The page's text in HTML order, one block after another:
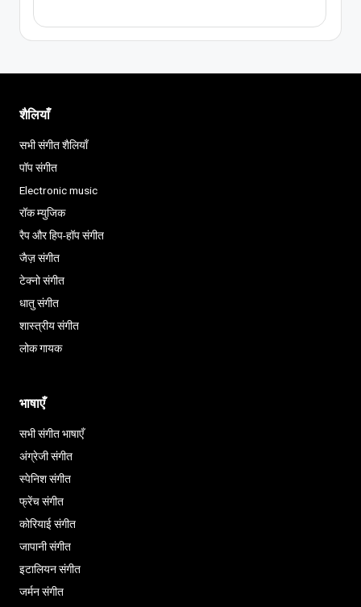
शैलियाँ
सभी संगीत शैलियाँ
पॉप संगीत
Electronic music
रॉक म्युजिक
रैप और हिप-हॉप संगीत
जैज़ संगीत
टेक्नो संगीत
धातु संगीत
शास्त्रीय संगीत
लोक गायक
भाषाएँ
सभी संगीत भाषाएँ
अंग्रेजी संगीत
स्पेनिश संगीत
फ्रेंच संगीत
कोरियाई संगीत
जापानी संगीत
इटालियन संगीत
जर्मन संगीत